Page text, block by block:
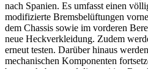
nach Spanien. Es umfasst einen
modifizierte Bremsbelüftungen
dem Chassis sowie im vorderen
neue Heckverkleidung. Zudem
erneut testen. Darüber hinaus
mechanischen Komponenten